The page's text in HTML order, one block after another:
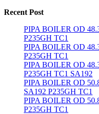
Recent Post
PIPA BOILER OD
P235GH TC1
PIPA BOILER OD
P235GH TC1
PIPA BOILER OD
P235GH TC1 SA192
PIPA BOILER OD
SA192 P235GH TC1
PIPA BOILER OD
P235GH TC1